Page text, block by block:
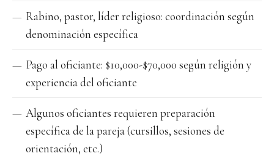
Rabino, pastor, líder religioso: coordinación según
denominación específica
Pago al oficiante: $10,000-$70,000 según religión y
experiencia del oficiante
Algunos oficiantes requieren preparación
específica de la pareja (cursillos, sesiones de
orientación, etc.)